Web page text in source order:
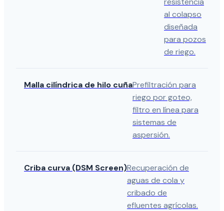
al colapso
diseñada
para pozos
de riego.
Malla cilíndrica de hilo cuñaPrefiltración para
riego por goteo,
filtro en línea para
sistemas de
aspersión.
Criba curva (DSM Screen)Recuperación de
aguas de cola y
cribado de
efluentes agrícolas.